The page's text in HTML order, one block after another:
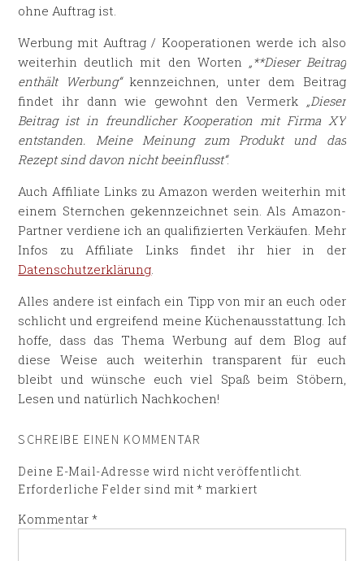
ohne Auftrag ist.
Werbung mit Auftrag / Kooperationen werde ich also
weiterhin deutlich mit den Worten „**Dieser Beitrag
enthält Werbung“kennzeichnen, unter dem Beitrag
findet ihr dann wie gewohnt den Vermerk „Dieser
Beitrag ist in freundlicher Kooperation mit Firma XY
entstanden. Meine Meinung zum Produkt und das
Rezept sind davon nicht beeinflusst“.
Auch Affiliate Links zu Amazon werden weiterhin mit
einem Sternchen gekennzeichnet sein. Als Amazon-
Partner verdiene ich an qualifizierten Verkäufen. Mehr
Infos zu Affiliate Links findet ihr hier in der
Datenschutzerklärung
Alles andere ist einfach ein Tipp von mir an euch oder
schlicht und ergreifend meine Küchenausstattung. Ich
hoffe, dass das Thema Werbung auf dem Blog auf
diese Weise auch weiterhin transparent für euch
bleibt und wünsche euch viel Spaß beim Stöbern,
Lesen und natürlich Nachkochen!
SCHREIBE EINEN KOMMENTAR
Deine E-Mail-Adresse wird nicht veröffentlicht.
Erforderliche Felder sind mit* markiert
Kommentar*